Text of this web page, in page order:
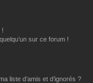
!
sur ce forum !
liste d’amis et d’ignorés ?